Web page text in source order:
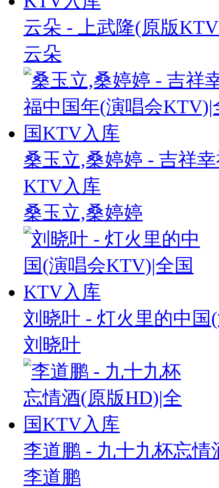
云朵 - 上武隆(原版
云朵
桑玉立,桑婷婷 - 吉祥
KTV入库
桑玉立,桑婷婷
刘晓叶 - 灯火里的中
刘晓叶
李道鹏 - 九十九杯忘
李道鹏